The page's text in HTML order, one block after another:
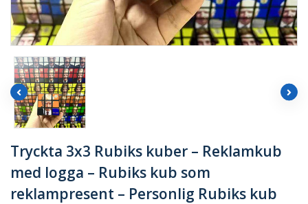
Tryckta 3x3 Rubiks kuber – Reklamkub
med logga – Rubiks kub som
reklampresent – Personlig Rubiks kub